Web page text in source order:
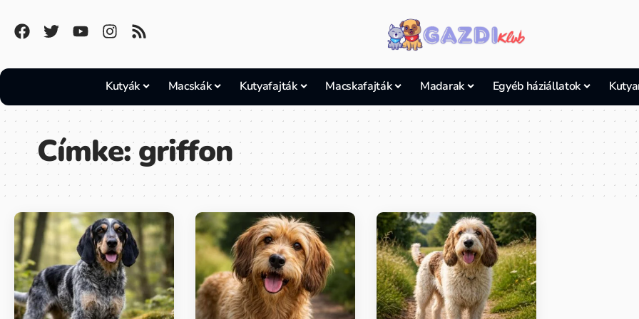
Kutyák Macskák Kutyafajták Macskafajták Madarak Egyéb háziállatok
Címke:griffon